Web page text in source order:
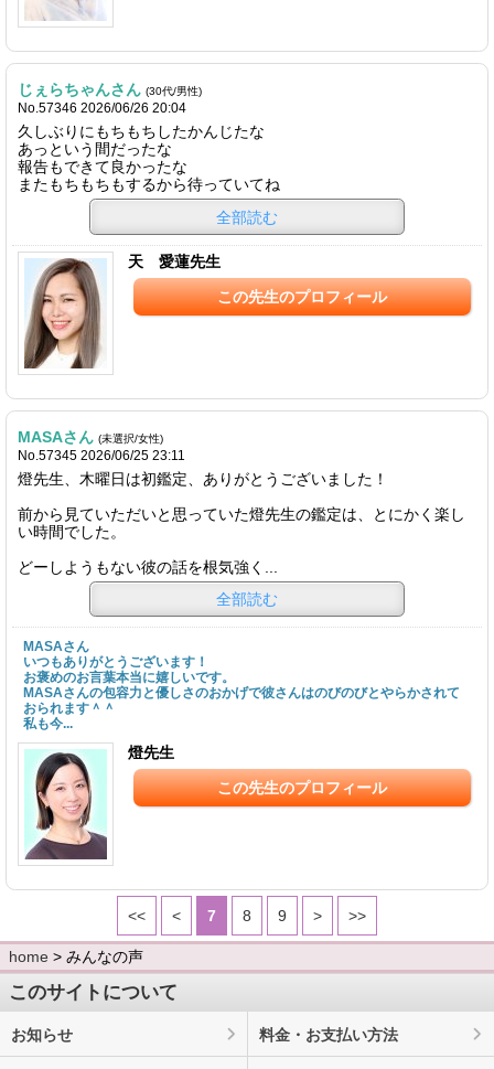
じぇらちゃんさん (30代/男性)
No.57346 2026/06/26 20:04
久しぶりにもちもちしたかんじたな
あっという間だったな
報告もできて良かったな
またもちもちもするから待っていてね
全部読む
天 愛蓮先生
この先生のプロフィール
MASAさん (未選択/女性)
No.57345 2026/06/25 23:11
燈先生、木曜日は初鑑定、ありがとうございました！
前から見ていただいと思っていた燈先生の鑑定は、とにかく楽し
い時間でした。
どーしようもない彼の話を根気強く...
全部読む
MASAさん
いつもありがとうございます！
お褒めのお言葉本当に嬉しいです。
MASAさんの包容力と優しさのおかげで彼さんはのびのびとやらかされて
おられます＾＾
私も今...
燈先生
この先生のプロフィール
<< < 7 8 9 > >>
home > みんなの声
このサイトについて
お知らせ 料金・お支払い方法